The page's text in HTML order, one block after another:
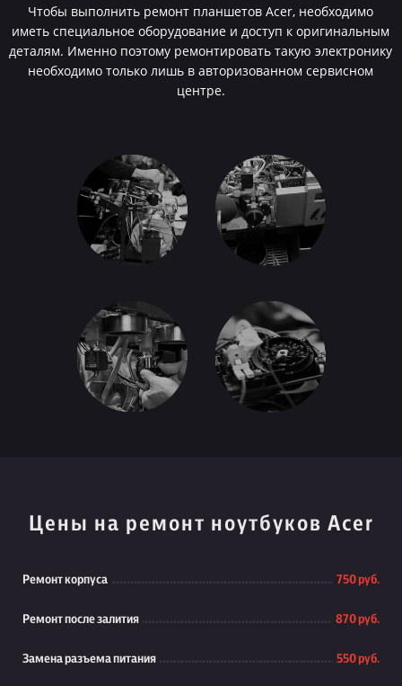
Чтобы выполнить ремонт планшетов Acer, необходимо
иметь специальное оборудование и доступ к оригинальным
деталям. Именно поэтому ремонтировать такую электронику
необходимо только лишь в авторизованном сервисном
центре.
Цены на ремонт ноутбуков Acer
Ремонт корпуса 750 руб.
Ремонт после залития 870 руб.
Замена разъема питания 550 руб.